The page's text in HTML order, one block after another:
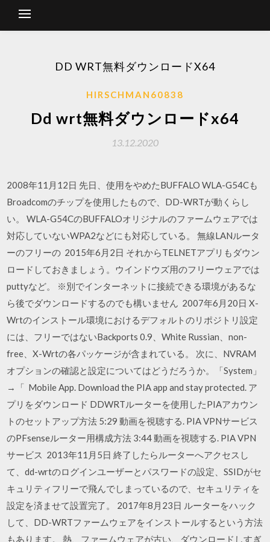
DD WRT無料ダウンロードX64
HIRSCHMAN60838
Dd wrt無料ダウンロードx64
13.12.2020
2008年11月12日 先日、使用をやめたBUFFALO WLA-G54Cも
Broadcomのチップを使用したもので、DD-WRTが動くらし
い。 WLA-G54CのBUFFALOオリジナルのファームウェアでは
対応していないWPA2などにも対応している。 無線LANルータ
ーのフリーの 2015年6月2日 それからTELNETアプリもダウン
ロードしておきましょう。ウインドウズ用のフリーウェアでは
puttyなど。 ※別でインターネットに接続できる環境があるな
ら後でダウンロードするのでも構いません 2007年6月20日 X-
Wrtのインストール環境におけるデフォルトのリポジトリ設定
には、フリーではないBackports 0.9、White Russian、non-
free、X-Wrtの各パッケージが含まれている。 次に、NVRAM
オプションの確認と設定についてはどうだろうか。「System」
→「 Mobile App. Download the PIA app and stay protected. ア
プリをダウンロード DDWRTルーターを使用したPIAアカウン
トのセットアップ方法 5:29 動画を視聴する. PIA VPNサービス
のPFsenseルーター用構成方法 3:44 動画を視聴する. PIA VPN
サービス 2013年11月5日 終了したらルーターへアクセスし
て、dd-wrtのログインユーザーとパスワードの設定、SSIDがセ
キュリティフリーで飛んでしまっているので、セキュリティを
設定を済ませて設置完了。 2017年8月23日 ルーターをハック
して、DD-WRTファームウェアをインストールするという方法
もあります。 熱、ファームウェアが古い、ダウンロードしすぎ